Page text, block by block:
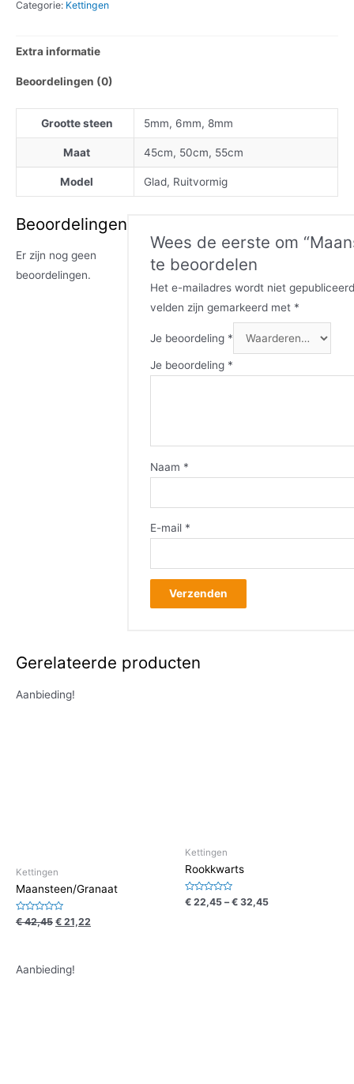
Categorie: Kettingen
Extra informatie
Beoordelingen (0)
Grootte steen 5mm, 6mm, 8mm
Maat 45cm, 50cm, 55cm
Model Glad, Ruitvormig
Beoordelingen
Er zijn nog geen
beoordelingen.
Wees de eerste om
te beoordelen
Het e-mailadres wordt niet
velden zijn gemarkeerd met *
Je beoordeling *
Je beoordeling *
Naam *
E-mail *
Gerelateerde producten
Aanbieding!
Kettingen
Maansteen/Granaat
Waardering
0
€42,45 € 21,22
Kettingen
Rookkwarts
Waardering
0
€ 22,45 –€ 32,45
Aanbieding!